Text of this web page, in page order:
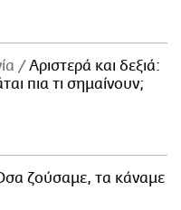
Αριστερά και δεξιά:
πια τι σημαίνουν;
ζούσαμε, τα κάναμε